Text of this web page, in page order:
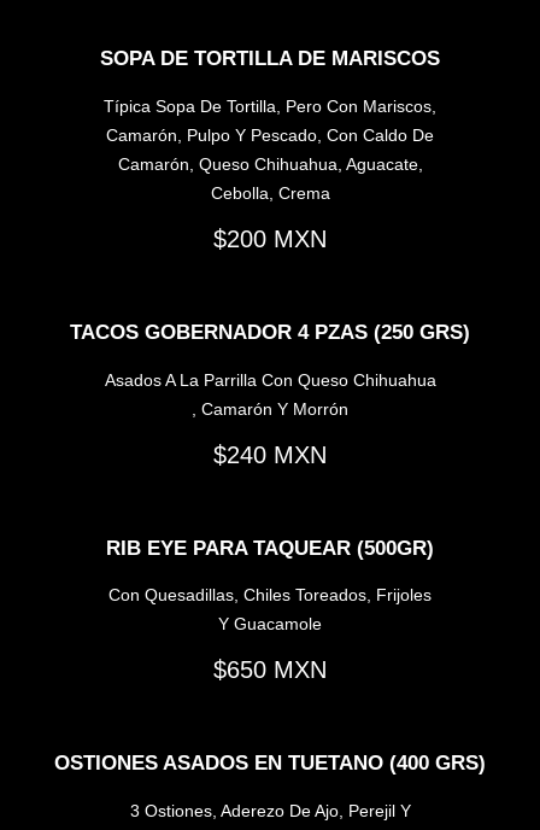
SOPA DE TORTILLA DE MARISCOS
Típica Sopa De Tortilla, Pero Con Mariscos,
Camarón, Pulpo Y Pescado, Con Caldo De
Camarón, Queso Chihuahua, Aguacate,
Cebolla, Crema
200
TACOS GOBERNADOR 4 PZAS (250 GRS)
Asados A La Parrilla Con Queso Chihuahua
, Camarón Y Morrón
240
RIB EYE PARA TAQUEAR (500GR)
Con Quesadillas, Chiles Toreados, Frijoles
Y Guacamole
650
OSTIONES ASADOS EN TUETANO (400 GRS)
3 Ostiones, Aderezo De Ajo, Perejil Y